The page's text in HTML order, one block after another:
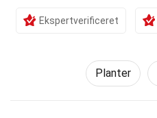
Ekspertverificeret
Planter